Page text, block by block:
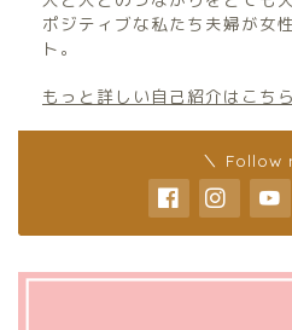
ポジティブな私たち夫婦が女
ト。
もっと詳しい自己紹介はこちら
＼ Follow